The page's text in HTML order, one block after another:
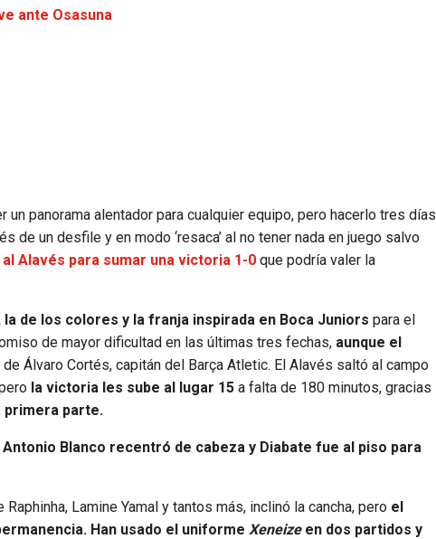
ante Osasuna
un panorama alentador para cualquier equipo, pero hacerlo tres días
de un desfile y en modo ‘resaca’ al no tener nada en juego salvo
Alavés para sumar una victoria 1-0 que podría valer la
la de los colores y la franja inspirada en Boca Juniors para el
de mayor dificultad en las últimas tres fechas, aunque el
Álvaro Cortés, capitán del Barça Atletic. El Alavés saltó al campo
la victoria les sube al lugar 15 a falta de 180 minutos, gracias
primera parte.
Antonio Blanco recentró de cabeza y Diabate fue al piso para
Lamine Yamal y tantos más, inclinó la cancha, pero el
Han usado el uniforme Xeneizeen dos partidos y